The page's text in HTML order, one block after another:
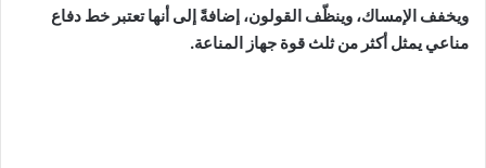
ويخفف الإمساك، وينظّف القولون، إضافةً إلى أنها تعتبر خط دفاع
مناعي يمثل أكثر من ثلث قوة جهاز المناعة.